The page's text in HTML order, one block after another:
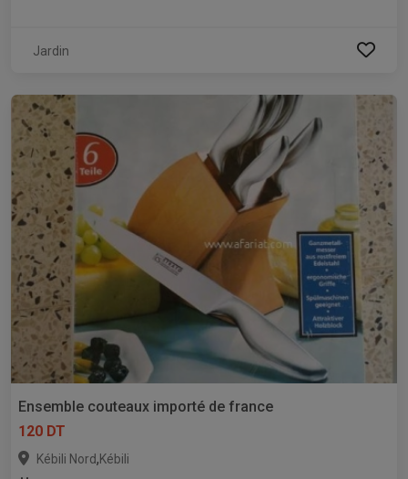
Jardin
Ensemble couteaux importé de france
120 DT
Kébili Nord,Kébili